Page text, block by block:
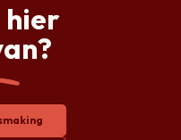
hier